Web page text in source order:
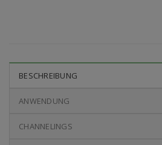
BESCHREIBUNG
ANWENDUNG
CHANNELINGS